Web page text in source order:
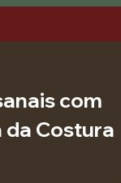
com
da Costura